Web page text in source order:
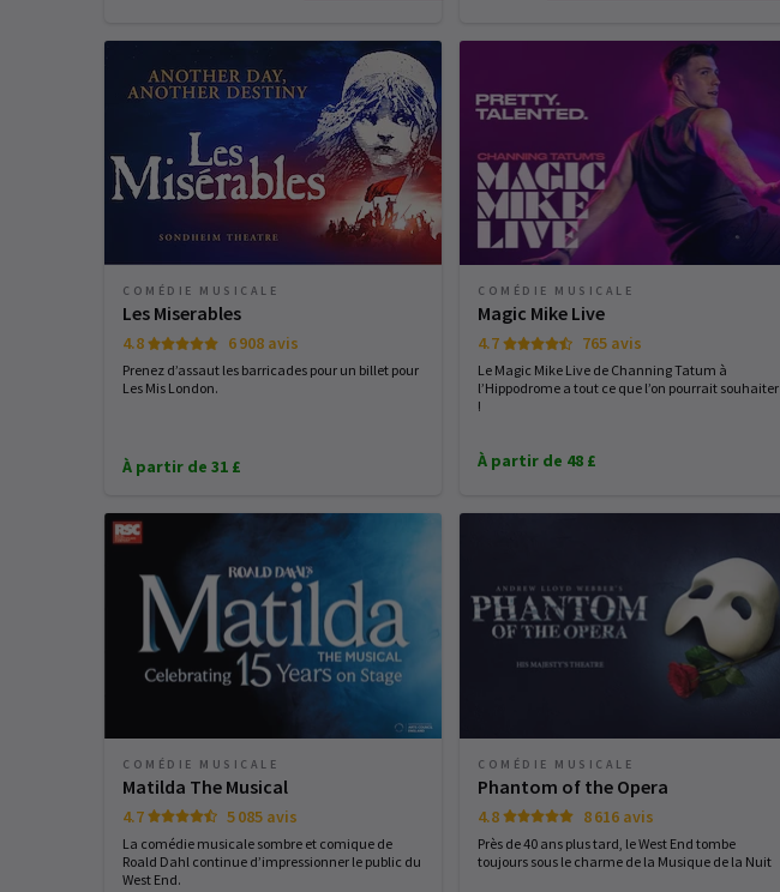
COMÉDIE MUSICALE
Les Miserables
4.8 6 908 avis
Prenez d’assaut les barricades pour un billet pour
Les Mis London.
À partir de 31 £
COMÉDIE MUSICALE
Magic Mike Live
4.7 765 avis
Le Magic Mike Live de Channing Tatum à
l’Hippodrome a tout ce que l’on pourrait souhaiter
!
À partir de 48 £
COMÉDIE MUSICALE
Matilda The Musical
4.7 5 085 avis
La comédie musicale sombre et comique de
Roald Dahl continue d’impressionner le public du
West End.
COMÉDIE MUSICALE
Phantom of the Opera
4.8 8 616 avis
Près de 40 ans plus tard, le West End tombe
toujours sous le charme de la Musique de la Nuit